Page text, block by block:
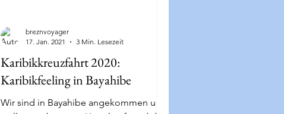
Karibikkreuzfahrt 2020:
Karibikfeeling in Bayahibe
Wir sind in Bayahibe angekommen und
breznvoyager
17. Jan. 2021
3 Min. Lesezeit